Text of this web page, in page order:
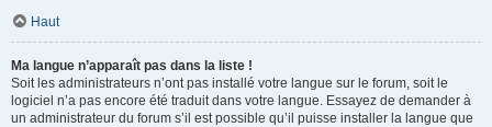
Haut
Ma langue n’apparaît pas dans la liste !
Soit les administrateurs n’ont pas installé votre langue sur le forum, soit le
logiciel n’a pas encore été traduit dans votre langue. Essayez de demander à
un administrateur du forum s’il est possible qu’il puisse installer la langue que